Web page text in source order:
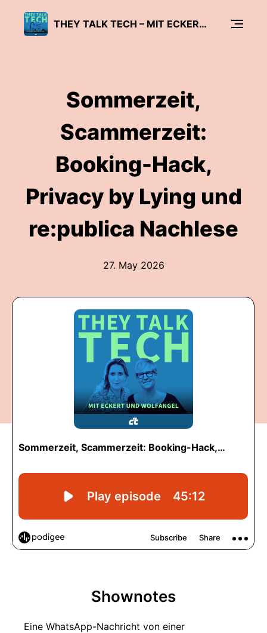
THEY TALK TECH – MIT ECKERT UND WOLFANGEL
Sommerzeit,
Scammerzeit:
Booking-Hack,
Privacy by Lying und
re:publica Nachlese
27. May 2026
Shownotes
Eine WhatsApp-Nachricht von einer